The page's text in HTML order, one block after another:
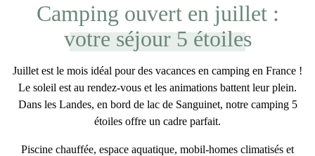
Camping ouvert en juillet :
votre séjour 5 étoiles
Juillet est le mois idéal pour des vacances en camping en France !
Le soleil est au rendez-vous et les animations battent leur plein.
Dans les Landes, en bord de lac de Sanguinet, notre camping 5
étoiles offre un cadre parfait.
Piscine chauffée, espace aquatique, mobil-homes climatisés et